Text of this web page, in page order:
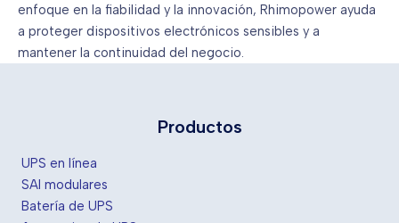
enfoque en la fiabilidad y la innovación, Rhimopower ayuda
a proteger dispositivos electrónicos sensibles y a
mantener la continuidad del negocio.
Productos
UPS en línea
SAI modulares
Batería de UPS